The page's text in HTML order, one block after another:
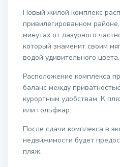
Новый жилой комплекс
привилегированном
минутах от лазурного
который знаменит своим
водой удивительного цвета.
Расположение комплекса
баланс между
курортным удобствам. К
или гольфкар.
После сдачи комплекса в
недвижимости будет
пляж.